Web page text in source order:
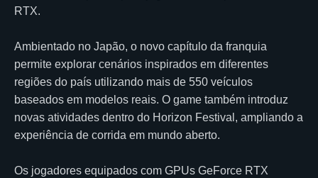
RTX.
Ambientado no Japão, o novo capítulo da franquia
permite explorar cenários inspirados em diferentes
regiões do país utilizando mais de 550 veículos
baseados em modelos reais. O game também introduz
novas atividades dentro do Horizon Festival, ampliando a
experiência de corrida em mundo aberto.
Os jogadores equipados com GPUs GeForce RTX